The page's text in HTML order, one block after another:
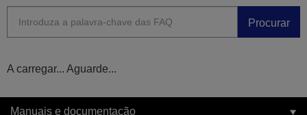
Procurar
A carregar... Aguarde...
Manuais e documentação